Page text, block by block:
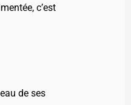
c’est
de ses